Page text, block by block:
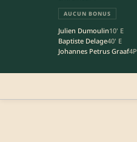
AUCUN BONUS
Julien Dumoulin10' E
Baptiste Delage40' E
Johannes Petrus Graaf4P